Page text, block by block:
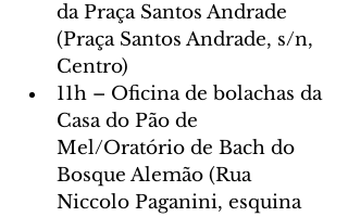
da Praça Santos Andrade
(Praça Santos Andrade, s/n,
Centro)
11h – Oficina de bolachas da
Casa do Pão de
Mel/Oratório de Bach do
Bosque Alemão (Rua
Niccolo Paganini, esquina